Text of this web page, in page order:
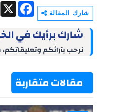
شارك المقالة
X
F
a
b
o
شارك برأيك في
نرحب بآرائكم
مقالات متقاربة